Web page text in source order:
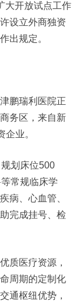
大开放试点工作
设立外商独资
出规定。
鹏瑞利医院正
务区，来自新
企业。
划床位500
常规临床学
病、心血管、
完成挂号、检
质医疗资源，
周期的定制化
通枢纽优势，